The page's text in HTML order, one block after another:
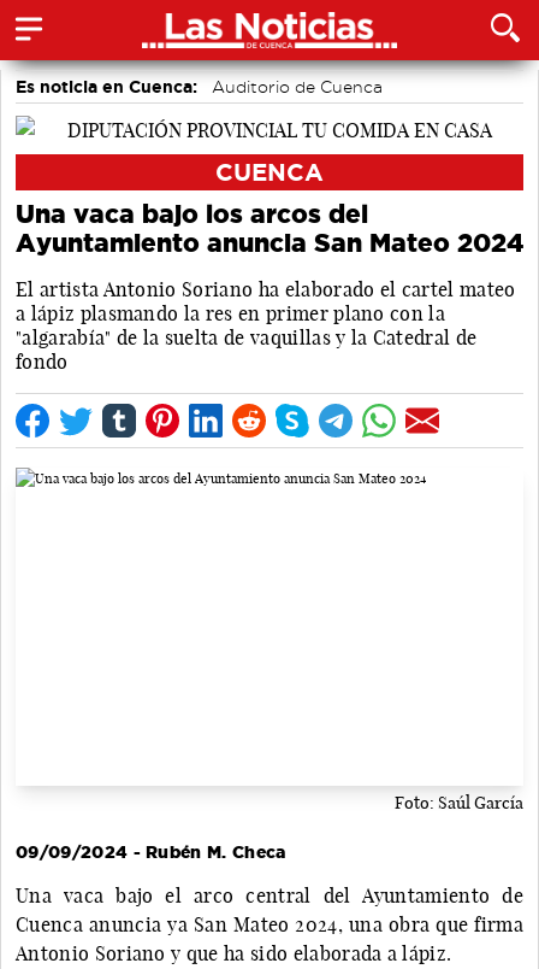
Es noticia en Cuenca: Auditorio de Cuenca
CUENCA
Una vaca bajo los arcos del
Ayuntamiento anuncia San Mateo 2024
El artista Antonio Soriano ha elaborado el cartel mateo
a lápiz plasmando la res en primer plano con la
"algarabía" de la suelta de vaquillas y la Catedral de
fondo
Foto: Saúl García
09/09/2024 - Rubén M. Checa
Una vaca bajo el arco central del Ayuntamiento de
Cuenca anuncia ya San Mateo 2024, una obra que firma
Antonio Soriano y que ha sido elaborada a lápiz.